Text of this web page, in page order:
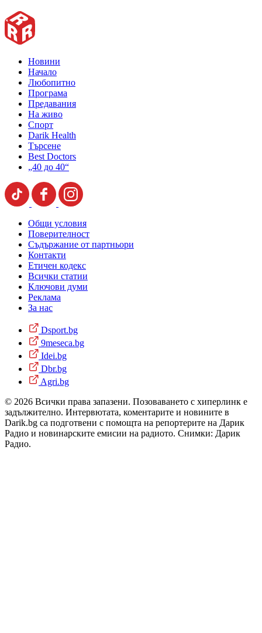
Новини
Начало
Любопитно
Програма
Предавания
На живо
Спорт
Darik Health
Търсене
Best Doctors
„40 до 40“
Общи условия
Поверителност
Съдържание от партньори
Контакти
Етичен кодекс
Всички статии
Ключови думи
Реклама
За нас
Dsport.bg
9meseca.bg
Idei.bg
Dbr.bg
Agri.bg
© 2026 Всички права запазени. Позоваването с хиперлинк е
задължително. Интервютата, коментарите и новините в
Darik.bg са подготвени с помощта на репортерите на Дарик
Радио и новинарските емисии на радиото. Снимки: Дарик
Радио.